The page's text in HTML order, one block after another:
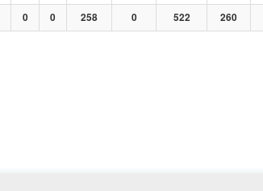
0 0 258 0 522 260